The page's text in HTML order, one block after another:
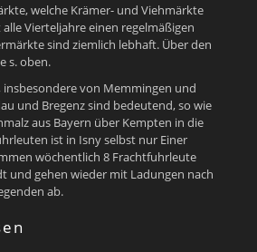
welche Krämer- und Viehmärkte
Vierteljahre einen regelmäßigen
sind ziemlich lebhaft. Über den
s. oben.
von Memmingen und
und Bregenz sind bedeutend, so wie
aus Bayern über Kempten in die
ist in Isny selbst nur Einer
wöchentlich 8 Frachtfuhrleute
und gehen wieder mit Ladungen nach
ab.